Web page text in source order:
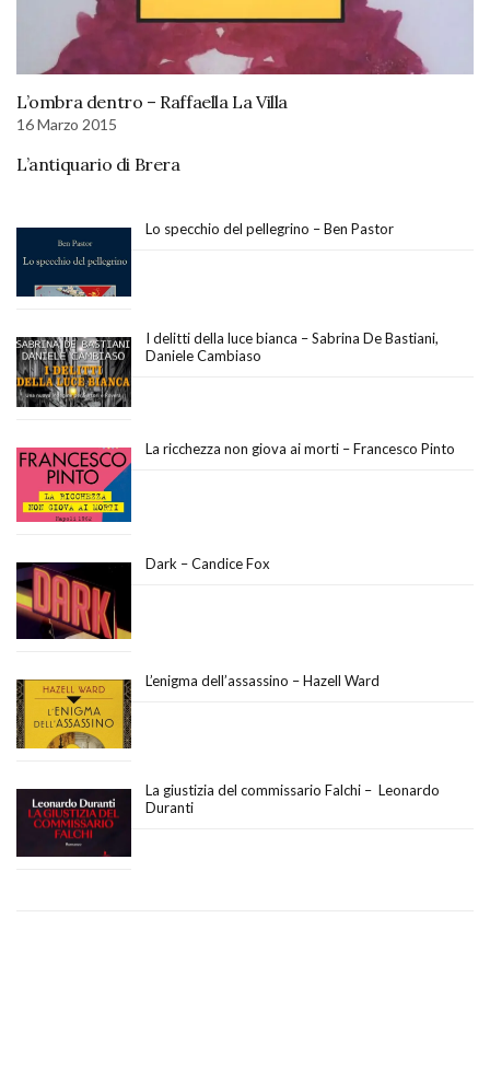
L’ombra dentro – Raffaella La Villa
16 Marzo 2015
L’antiquario di Brera
Lo specchio del pellegrino – Ben Pastor
I delitti della luce bianca – Sabrina De Bastiani,
Daniele Cambiaso
La ricchezza non giova ai morti – Francesco Pinto
Dark – Candice Fox
L’enigma dell’assassino – Hazell Ward
La giustizia del commissario Falchi – Leonardo
Duranti